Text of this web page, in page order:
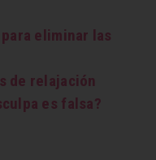
eliminar las
de relajación
es falsa?